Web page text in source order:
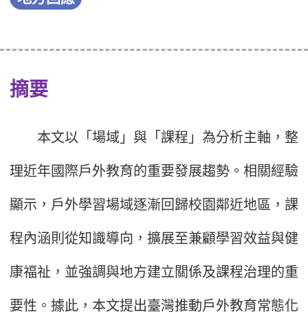
摘要
本文以「場域」與「課程」為分析主軸，整
理近年國際戶外教育的重要發展趨勢。相關經驗
顯示，戶外學習場域逐漸回歸校園鄰近地區，課
程內涵則從知識導向，擴展至兼顧學習效益與健
康福祉，並強調與地方建立關係及課程治理的重
要性。據此，本文提出臺灣推動戶外教育常態化